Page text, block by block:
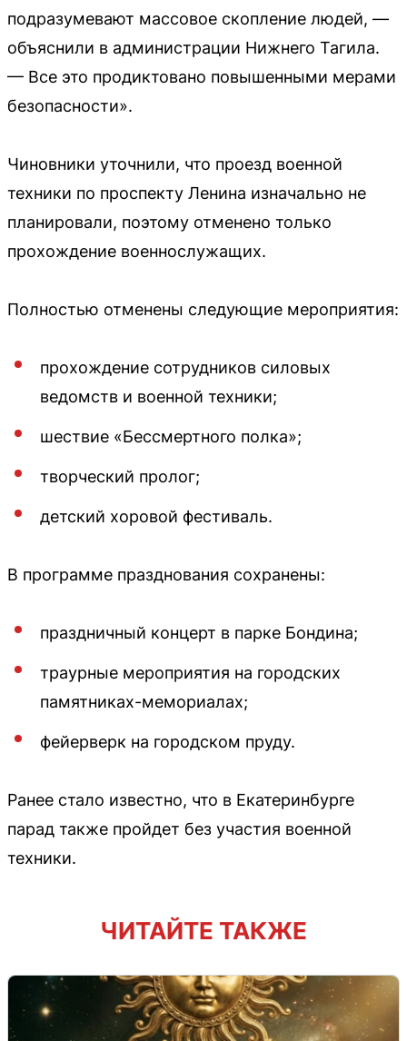
подразумевают массовое скопление людей, —
объяснили в администрации Нижнего Тагила.
— Все это продиктовано повышенными мерами
безопасности».
Чиновники уточнили, что проезд военной
техники по проспекту Ленина изначально не
планировали, поэтому отменено только
прохождение военнослужащих.
Полностью отменены следующие мероприятия:
прохождение сотрудников силовых
ведомств и военной техники;
шествие «Бессмертного полка»;
творческий пролог;
детский хоровой фестиваль.
В программе празднования сохранены:
праздничный концерт в парке Бондина;
траурные мероприятия на городских
памятниках-мемориалах;
фейерверк на городском пруду.
Ранее стало известно, что в Екатеринбурге
парад также пройдет без участия военной
техники.
ЧИТАЙТЕ ТАКЖЕ